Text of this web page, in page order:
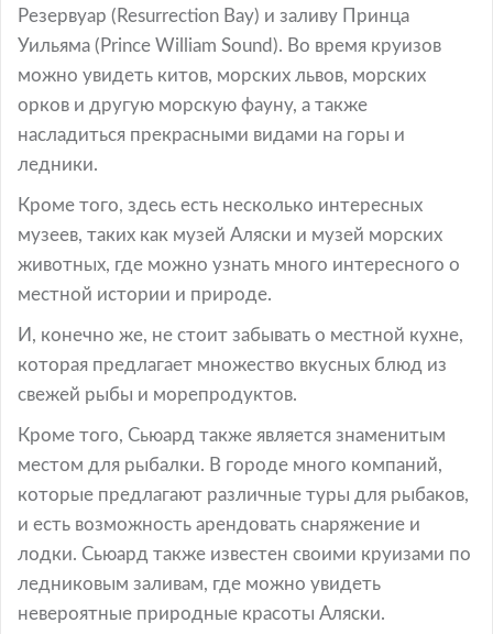
Резервуар (Resurrection Bay) и заливу Принца
Уильяма (Prince William Sound). Во время круизов
можно увидеть китов, морских львов, морских
орков и другую морскую фауну, а также
насладиться прекрасными видами на горы и
ледники.
Кроме того, здесь есть несколько интересных
музеев, таких как музей Аляски и музей морских
животных, где можно узнать много интересного о
местной истории и природе.
И, конечно же, не стоит забывать о местной кухне,
которая предлагает множество вкусных блюд из
свежей рыбы и морепродуктов.
Кроме того, Сьюард также является знаменитым
местом для рыбалки. В городе много компаний,
которые предлагают различные туры для рыбаков,
и есть возможность арендовать снаряжение и
лодки. Сьюард также известен своими круизами по
ледниковым заливам, где можно увидеть
невероятные природные красоты Аляски.